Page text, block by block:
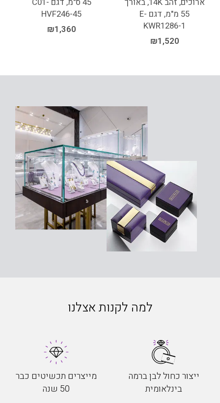
55 מ"מ, דגם E-
KWR1286-1
₪1,520
HVF246-45
₪1,360
למה לקנות אצלנו
ייצור כחול לבן ברמה
בינלאומית
מייצרים תכשיטים כבר
50 שנה